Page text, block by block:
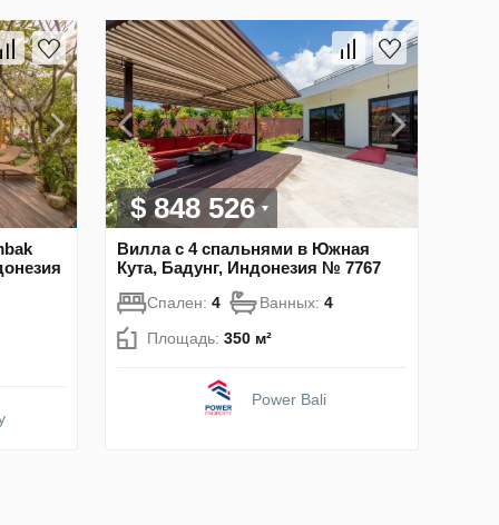
$ 848 526
Вилла с 4 спальнями в Южная
Кута, Бадунг, Индонезия № 7767
Спален: 4 Ванных: 4
Площадь: 350 м²
Power Bali